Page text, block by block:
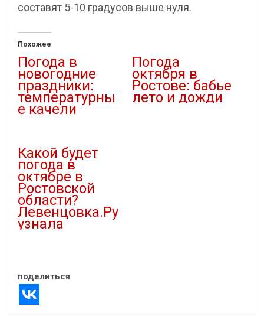
составят 5-10 градусов выше нуля.
Похожее
Погода в
новогодние
праздники:
температурны
е качели
Погода
октября в
Ростове: бабье
лето и дожди
Какой будет
погода в
октябре в
Ростовской
области?
Левенцовка.Ру
узнала
поделиться